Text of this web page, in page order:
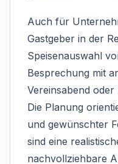
Auch für
Gastgeber in der
Speisenauswahl
Besprechung mit
Vereinsabend oder
Die Planung
und gewünschter
sind eine
nachvollziehbare